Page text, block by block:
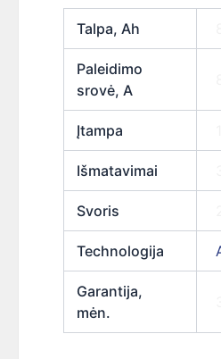
Talpa, Ah
Paleidimo
srovė, A
Įtampa
Išmatavimai
Svoris
Technologija
Garantija,
mėn.